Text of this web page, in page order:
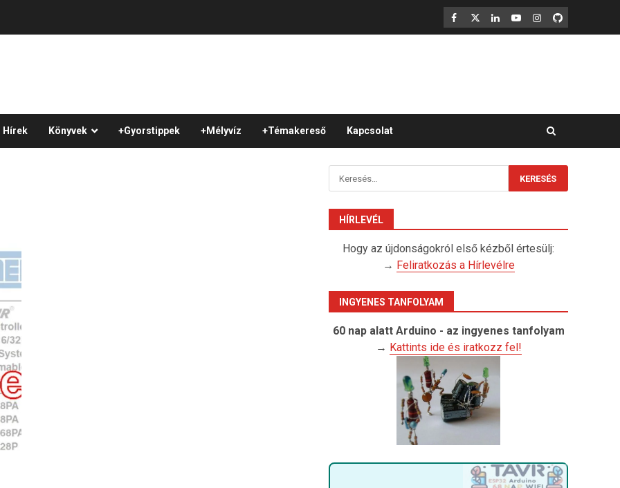
F X LinkedIn
YouTubeInstagram
GitHub
Hírek Könyvek +Gyorstippek +Mélyvíz +Témakereső Kapcsolat
Keresés:
HÍRLEVÉL
Hogy az újdonságokról első kézből értesülj:
→ Feliratkozás a Hírlevélre
INGYENES TANFOLYAM
60 nap alatt Arduino - az ingyenes tanfolyam
→ Kattints ide és iratkozz fel!